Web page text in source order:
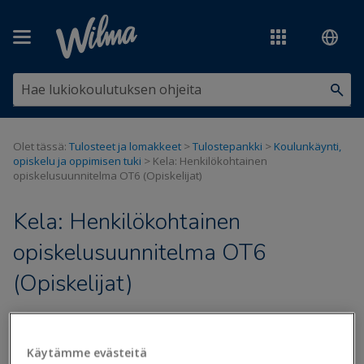
Olet tässä: Tulosteet ja lomakkeet >Tulostepankki > Koulunkäynti,
opiskelu ja oppimisen tuki > Kela: Henkilökohtainen
opiskelusuunnitelma OT6 (Opiskelijat)
Kela: Henkilökohtainen
opiskelusuunnitelma OT6
(Opiskelijat)
Käytämme evästeitä